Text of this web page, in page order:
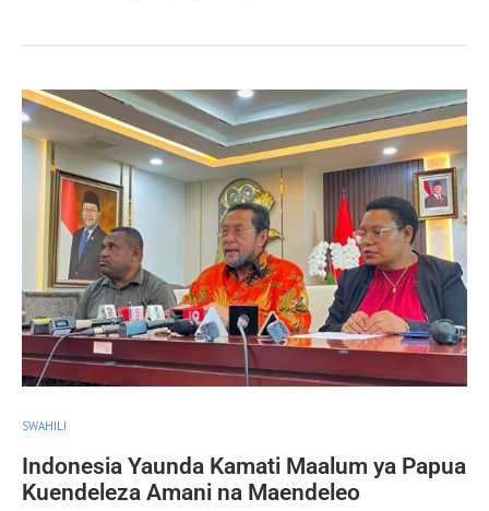
SWAHILI
Indonesia Yaunda Kamati Maalum ya Papua
Kuendeleza Amani na Maendeleo